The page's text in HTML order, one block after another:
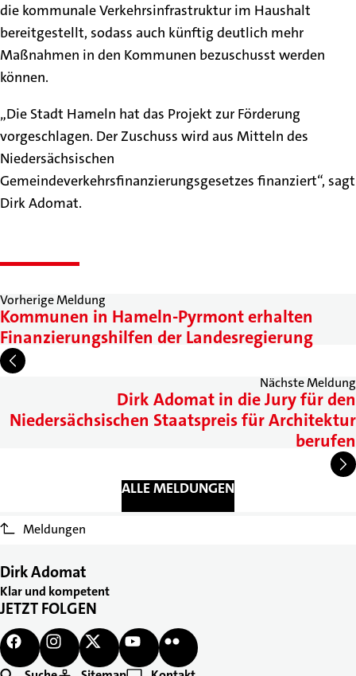
die kommunale Verkehrsinfrastruktur im Haushalt
bereitgestellt, sodass auch künftig deutlich mehr
Maßnahmen in den Kommunen bezuschusst werden
können.
„Die Stadt Hameln hat das Projekt zur Förderung
vorgeschlagen. Der Zuschuss wird aus Mitteln des
Niedersächsischen
Gemeindeverkehrsfinanzierungsgesetzes finanziert“, sagt
Dirk Adomat.
Vorherige Meldung
Kommunen in Hameln-Pyrmont erhalten
Finanzierungshilfen der Landesregierung
Nächste Meldung
Dirk Adomat in die Jury für den
Niedersächsischen Staatspreis für Architektur
berufen
ALLE MELDUNGEN
Meldungen
Dirk Adomat
Klar und kompetent
JETZT FOLGEN